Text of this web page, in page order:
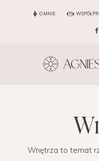
O MNIE
Wnętrza to temat